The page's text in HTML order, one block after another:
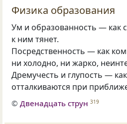
Физика образования
Ум и образованность — как
к ним тянет.
Посредственность — как
ни холодно, ни жарко,
Дремучесть и глупость —
отталкиваются при
© Двенадцать струн 319